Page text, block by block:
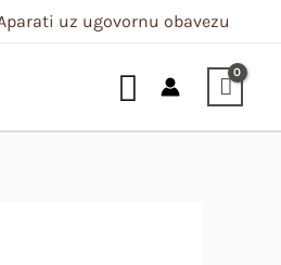
uz ugovornu obavezu
Pretraga